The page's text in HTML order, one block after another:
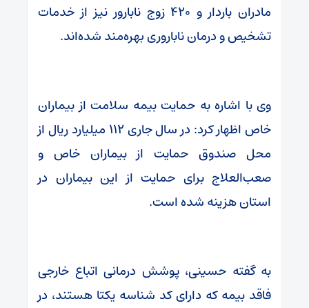
مادران باردار و ۴۲۰ زوج نابارور نیز از خدمات
تشخیص و درمان ناباروری بهره‌مند شده‌اند.
وی با اشاره به حمایت بیمه سلامت از بیماران
خاص اظهار کرد: در سال جاری ۱۱۲ میلیارد ریال از
محل صندوق حمایت از بیماران خاص و
صعب‌العلاج برای حمایت از این بیماران در
استان هزینه شده است.
به گفته حسینی، پوشش درمانی اتباع خارجی
فاقد بیمه که دارای کد شناسه یکتا هستند، در